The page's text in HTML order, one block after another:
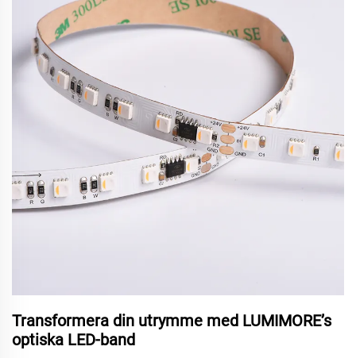
Transformera din utrymme med LUMIMORE’s
optiska LED-band